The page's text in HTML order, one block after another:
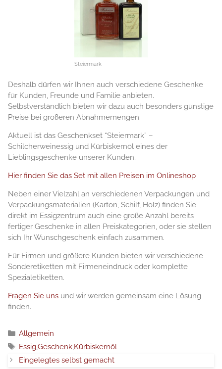
Steiermark
Deshalb dürfen wir Ihnen auch verschiedene Geschenke
für Kunden, Freunde und Familie anbieten.
Selbstverständlich bieten wir dazu auch besonders günstige
Preise bei größeren Abnahmemengen.
Aktuell ist das Geschenkset “Steiermark” –
Schilcherweinessig und Kürbiskernöl eines der
Lieblingsgeschenke unserer Kunden.
Hier finden Sie das Set mit allen Preisen im Onlineshop
Neben einer Vielzahl an verschiedenen Verpackungen und
Verpackungsmaterialien (Karton, Schilf, Holz) finden Sie
direkt im Essigzentrum auch eine große Anzahl bereits
fertiger Geschenke in allen Preiskategorien, oder sie stellen
sich Ihr Wunschgeschenk einfach zusammen.
Für Firmen und größere Kunden bieten wir verschiedene
Sonderetiketten mit Firmeneindruck oder komplette
Spezialetiketten.
Fragen Sie uns und wir werden gemeinsam eine Lösung
finden.
Κατηγορίες
Allgemein
Ετικέτες
Essig,Geschenk,Kürbiskernöl
Eingelegtes selbst gemacht